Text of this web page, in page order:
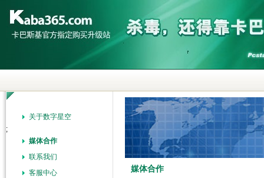
关于数字星空
;
媒体合作
联系我们
客服中心
媒体合作